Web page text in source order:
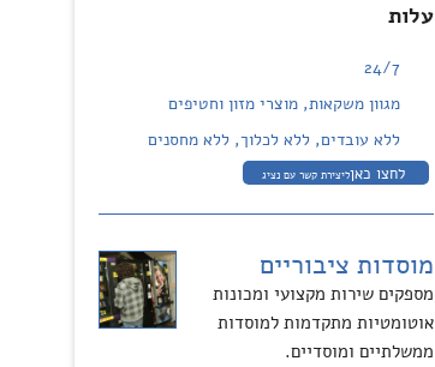
עלות
24/7
מגוון משקאות, מוצרי מזון וחטיפים
ללא עובדים, ללא לכלוך, ללא מחסנים
לחצו כאןליצירת קשר עם נציג
מוסדות ציבוריים
מספקים שירות מקצועי ומכונות
אוטומטיות מתקדמות למוסדות
ממשלתיים ומוסדיים.